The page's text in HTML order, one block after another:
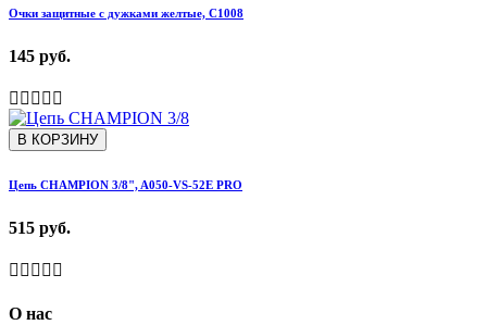
Очки защитные с дужками желтые, С1008
145 руб.
В КОРЗИНУ
Цепь CHAMPION 3/8", A050-VS-52E PRO
515 руб.
О нас